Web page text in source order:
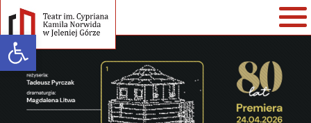
Open toolbar